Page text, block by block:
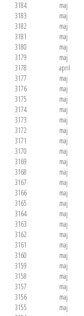
3184
maj
3183
maj
3182
maj
3181
maj
3180
maj
3179
maj
3178
april
3177
maj
3176
maj
3175
maj
3174
maj
3173
maj
3172
maj
3171
maj
3170
maj
3169
maj
3168
maj
3167
maj
3166
maj
3165
maj
3164
maj
3163
maj
3162
maj
3161
maj
3160
maj
3159
maj
3158
maj
3157
maj
3156
maj
3155
maj